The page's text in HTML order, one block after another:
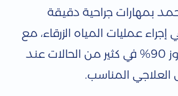
بمهارات جراحية دقيقة
إجراء عمليات المياه الزرقاء، مع
نسب نجاح تتجاوز 90% في كثير من الحالات عند
العلاجي المناسب.